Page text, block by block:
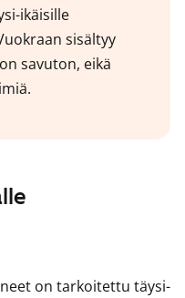
on tarkoitettu täysi-
ikäisille
sisältyy
savuton, eikä